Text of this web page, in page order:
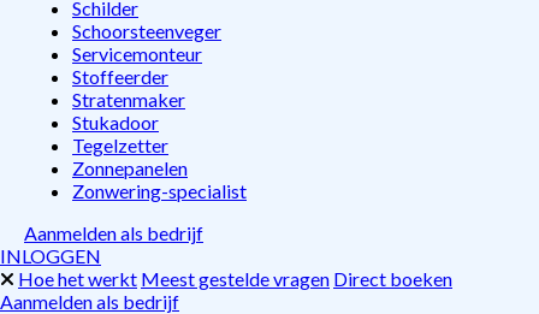
Schilder
Schoorsteenveger
Servicemonteur
Stoffeerder
Stratenmaker
Stukadoor
Tegelzetter
Zonnepanelen
Zonwering-specialist
Aanmelden als bedrijf
INLOGGEN
Hoe het werkt Meest gestelde vragen Direct boeken
Aanmelden als bedrijf